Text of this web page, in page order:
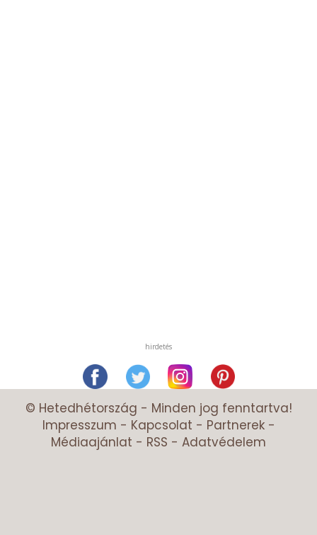
hirdetés
© Hetedhétország - Minden jog fenntartva!
Impresszum - Kapcsolat - Partnerek-
Médiaajánlat - RSS - Adatvédelem